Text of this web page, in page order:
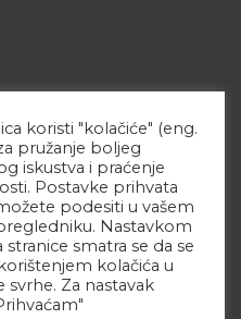
Hrvatska
koristi "kolačiće" (eng.
pružanje boljeg
iskustva i praćenje
Postavke prihvata
podesiti u vašem
Nastavkom
stranice smatra se da se
kolačića u
svrhe. Za nastavak